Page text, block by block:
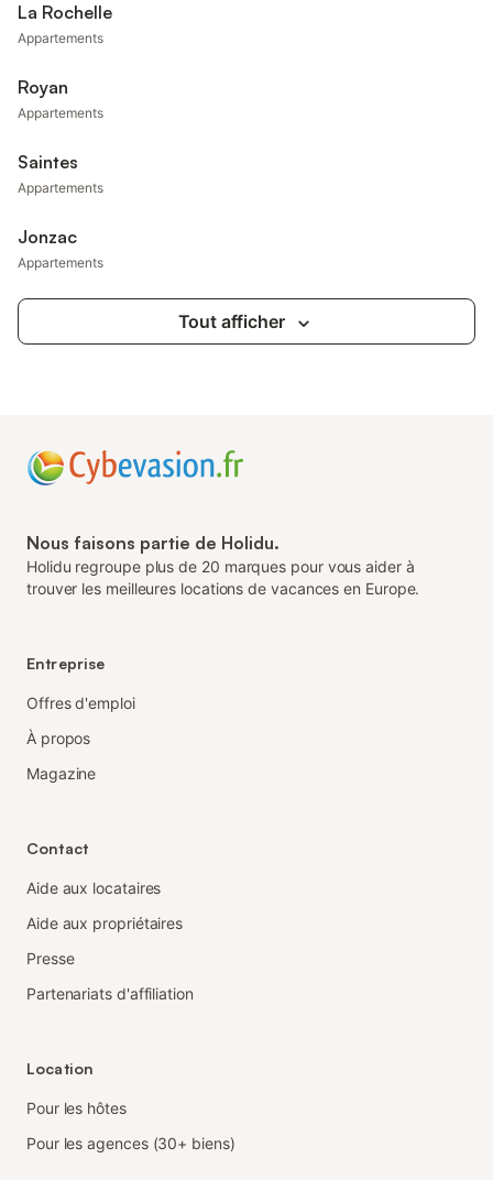
La Rochelle
Appartements
Royan
Appartements
Saintes
Appartements
Jonzac
Appartements
Tout afficher
Nous faisons partie de Holidu.
Holidu regroupe plus de 20 marques pour vous aider à
trouver les meilleures locations de vacances en Europe.
Entreprise
Offres d'emploi
À propos
Magazine
Contact
Aide aux locataires
Aide aux propriétaires
Presse
Partenariats d'affiliation
Location
Pour les hôtes
Pour les agences (30+ biens)